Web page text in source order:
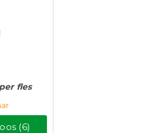
fles
(6)